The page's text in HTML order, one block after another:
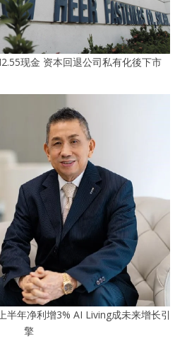
现金 资本回退公司私有化後下市
半年净利增3% AI Living成未来增长引
擎